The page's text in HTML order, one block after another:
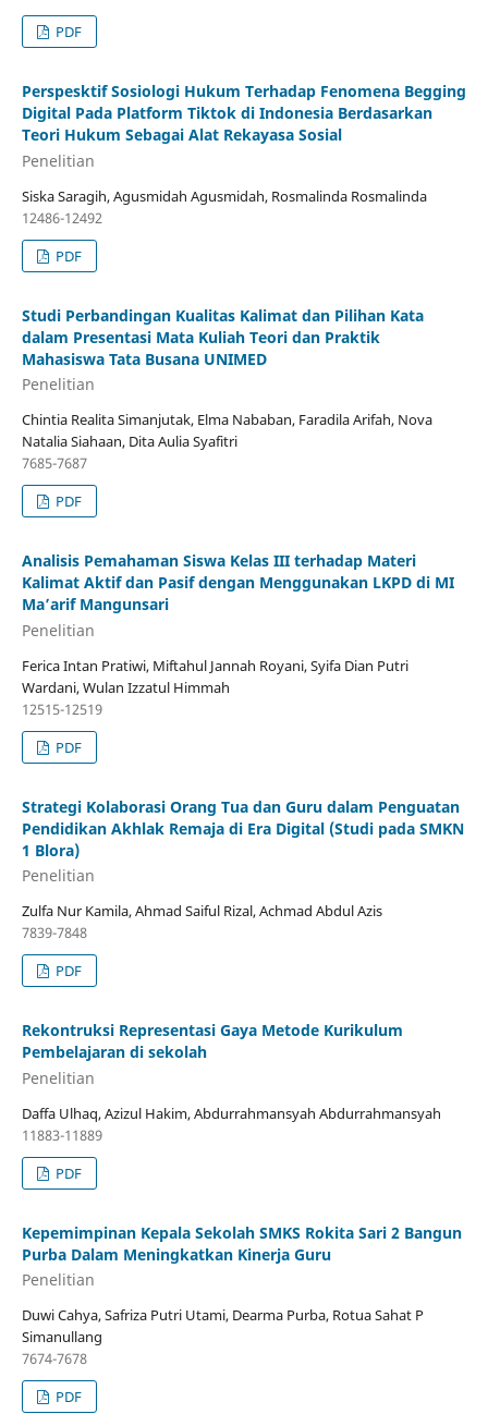
PDF
Perspesktif Sosiologi Hukum Terhadap Fenomena Begging
Digital Pada Platform Tiktok di Indonesia Berdasarkan
Teori Hukum Sebagai Alat Rekayasa Sosial
Penelitian
Siska Saragih, Agusmidah Agusmidah, Rosmalinda Rosmalinda
12486-12492
PDF
Studi Perbandingan Kualitas Kalimat dan Pilihan Kata
dalam Presentasi Mata Kuliah Teori dan Praktik
Mahasiswa Tata Busana UNIMED
Penelitian
Chintia Realita Simanjutak, Elma Nababan, Faradila Arifah, Nova
Natalia Siahaan, Dita Aulia Syafitri
7685-7687
PDF
Analisis Pemahaman Siswa Kelas III terhadap Materi
Kalimat Aktif dan Pasif dengan Menggunakan LKPD di MI
Ma’arif Mangunsari
Penelitian
Ferica Intan Pratiwi, Miftahul Jannah Royani, Syifa Dian Putri
Wardani, Wulan Izzatul Himmah
12515-12519
PDF
Strategi Kolaborasi Orang Tua dan Guru dalam Penguatan
Pendidikan Akhlak Remaja di Era Digital (Studi pada SMKN
1 Blora)
Penelitian
Zulfa Nur Kamila, Ahmad Saiful Rizal, Achmad Abdul Azis
7839-7848
PDF
Rekontruksi Representasi Gaya Metode Kurikulum
Pembelajaran di sekolah
Penelitian
Daffa Ulhaq, Azizul Hakim, Abdurrahmansyah Abdurrahmansyah
11883-11889
PDF
Kepemimpinan Kepala Sekolah SMKS Rokita Sari 2 Bangun
Purba Dalam Meningkatkan Kinerja Guru
Penelitian
Duwi Cahya, Safriza Putri Utami, Dearma Purba, Rotua Sahat P
Simanullang
7674-7678
PDF